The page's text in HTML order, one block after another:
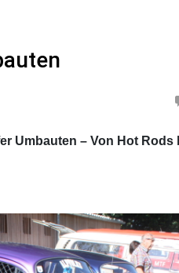
Umbauten – Von Hot Rods